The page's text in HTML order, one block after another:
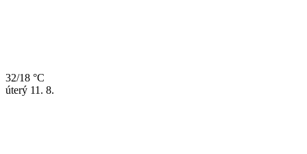
32/18 °C
úterý 11. 8.